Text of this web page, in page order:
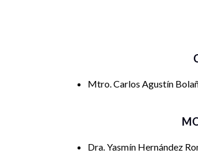
Mtro. Carlos Agustín
Dra. Yasmín Hernández